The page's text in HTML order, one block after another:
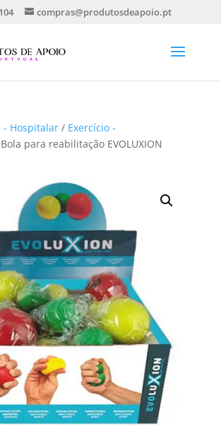
compras@produtosdeapoio.pt
- Hospitalar/ Exercício -
para reabilitação EVOLUXION